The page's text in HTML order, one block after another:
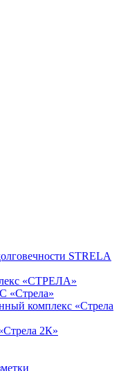
STRELA
«СТРЕЛА»
«Стрела»
комплекс «Стрела
2К»